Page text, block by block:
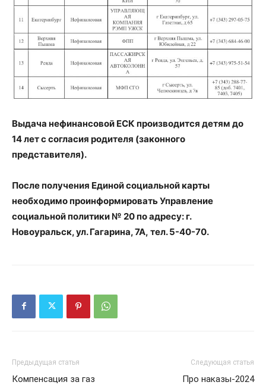
Выдача нефинансовой ЕСК производится детям до
14 лет с согласия родителя (законного
представителя).
После получения Единой социальной карты
необходимо проинформировать Управление
социальной политики № 20 по адресу: г.
Новоуральск, ул. Гагарина, 7А, тел. 5-40-70.
Предыдущая статья
Компенсация за газ
Следующая статья
Про наказы-2024